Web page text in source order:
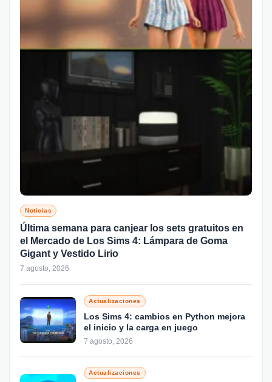
Noticias
Última semana para canjear los sets gratuitos en
el Mercado de Los Sims 4: Lámpara de Goma
Gigant y Vestido Lirio
7 agosto, 2026
Actualizaciones
Los Sims 4: cambios en Python mejora
el inicio y la carga en juego
7 agosto, 2026
Actualizaciones